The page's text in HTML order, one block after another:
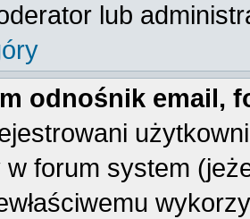
lub
odnośnik email,
forum system